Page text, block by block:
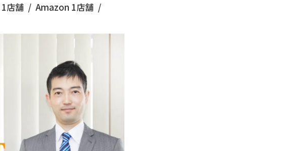
1店舗 Amazon 1店舗